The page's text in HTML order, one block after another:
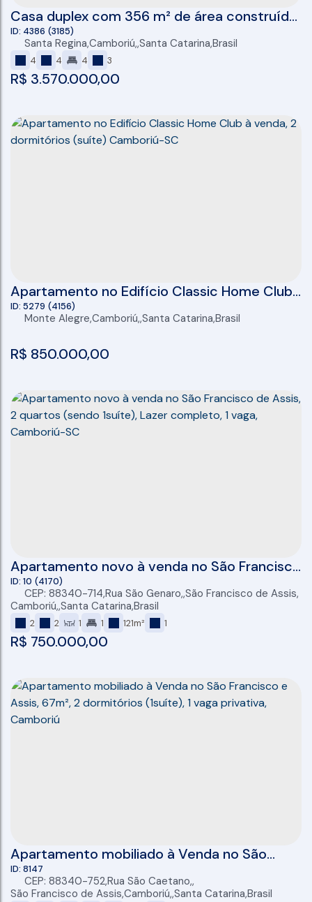
Casa duplex com 356 m² de área construída
à venda no Condomínio Caledônia em
Camboriú.
R$ 3.570.000,00
4386 (3185)
Santa Regina,Camboriú ,Santa Catarina,Brasil
4 4 4 3
Apartamento no Edifício Classic Home Club
à venda, 2 dormitórios (suíte) Camboriú-SC
R$ 850.000,00
5279 (4156)
Monte Alegre,Camboriú ,Santa Catarina,Brasil
Apartamento novo à venda no São Francisco
de Assis, 2 quartos (sendo 1suíte), Lazer
completo, 1 vaga, Camboriú-SC
R$ 750.000,00
10 (4170)
CEP: 88340-714,Rua São Genaro ,São Francisco de Assis,
Camboriú ,Santa Catarina,Brasil
2 2 1 1 121m² 1
Apartamento mobiliado à Venda no São
Francisco e Assis, 67m², 2 dormitórios
(1suíte), 1 vaga privativa, Camboriú
8147
CEP: 88340-752,Rua São Caetano ,
São Francisco de Assis,Camboriú ,Santa Catarina,Brasil